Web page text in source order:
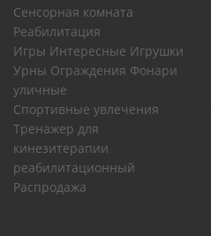
Сенсорная комната
Реабилитация
Игры Интересные Игрушки
Урны Ограждения Фонари
уличные
Спортивные увлечения
Тренажер для
кинезитерапии
реабилитационный
Распродажа